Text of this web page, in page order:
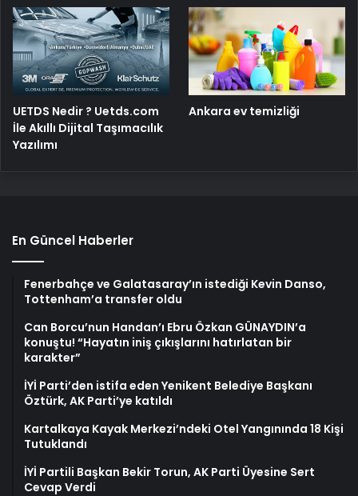
UETDS Nedir ? Uetds.com
İle Akıllı Dijital Taşımacılık
Yazılımı
Ankara ev temizliği
En Güncel Haberler
Fenerbahçe ve Galatasaray’ın istediği Kevin Danso,
Tottenham’a transfer oldu
Can Borcu’nun Handan’ı Ebru Özkan GÜNAYDIN’a
konuştu! “Hayatın iniş çıkışlarını hatırlatan bir
karakter”
İYİ Parti’den istifa eden Yenikent Belediye Başkanı
Öztürk, AK Parti’ye katıldı
Kartalkaya Kayak Merkezi’ndeki Otel Yangınında 18 Kişi
Tutuklandı
İYİ Partili Başkan Bekir Torun, AK Parti Üyesine Sert
Cevap Verdi